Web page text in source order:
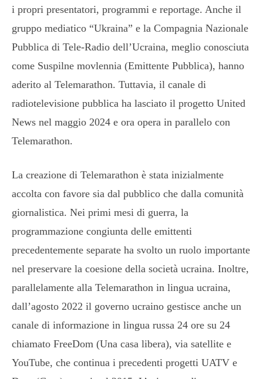
i propri presentatori, programmi e reportage. Anche il
gruppo mediatico “Ukraina” e la Compagnia Nazionale
Pubblica di Tele-Radio dell’Ucraina, meglio conosciuta
come Suspilne movlennia (Emittente Pubblica), hanno
aderito al Telemarathon. Tuttavia, il canale di
radiotelevisione pubblica ha lasciato il progetto United
News nel maggio 2024 e ora opera in parallelo con
Telemarathon.
La creazione di Telemarathon è stata inizialmente
accolta con favore sia dal pubblico che dalla comunità
giornalistica. Nei primi mesi di guerra, la
programmazione congiunta delle emittenti
precedentemente separate ha svolto un ruolo importante
nel preservare la coesione della società ucraina. Inoltre,
parallelamente alla Telemarathon in lingua ucraina,
dall’agosto 2022 il governo ucraino gestisce anche un
canale di informazione in lingua russa 24 ore su 24
chiamato FreeDom (Una casa libera), via satellite e
YouTube, che continua i precedenti progetti UATV e